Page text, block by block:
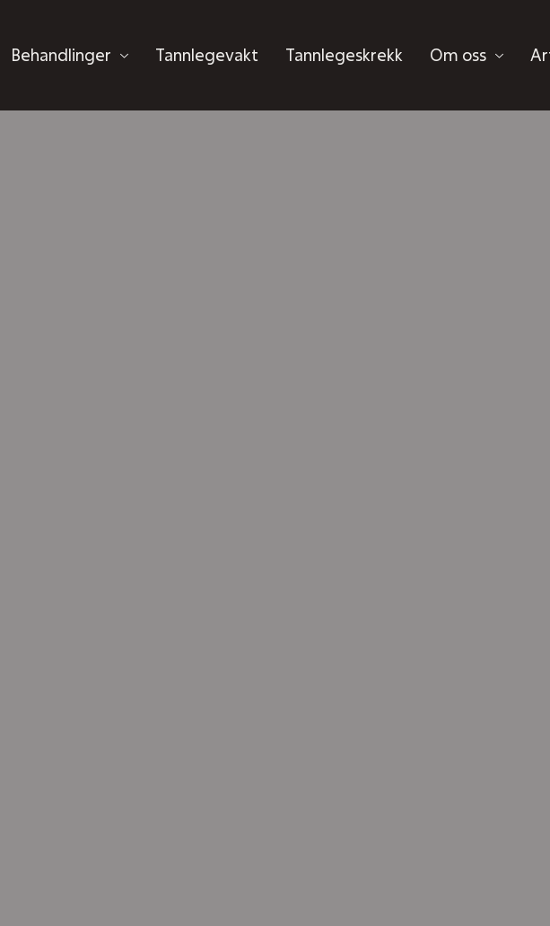
Behandlinger Tannlegevakt Tannlegeskrekk Om oss